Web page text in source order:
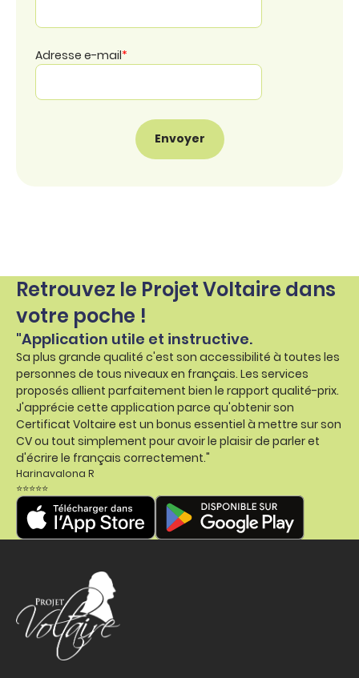
Adresse e-mail*
Retrouvez le Projet Voltaire dans
votre poche !
"Application utile et instructive.
Sa plus grande qualité c'est son accessibilité à toutes les
personnes de tous niveaux en français. Les services
proposés allient parfaitement bien le rapport qualité-prix.
J'apprécie cette application parce qu'obtenir son
Certificat Voltaire est un bonus essentiel à mettre sur son
CV ou tout simplement pour avoir le plaisir de parler et
d'écrire le français correctement."
Harinavalona R
⭐⭐⭐⭐⭐